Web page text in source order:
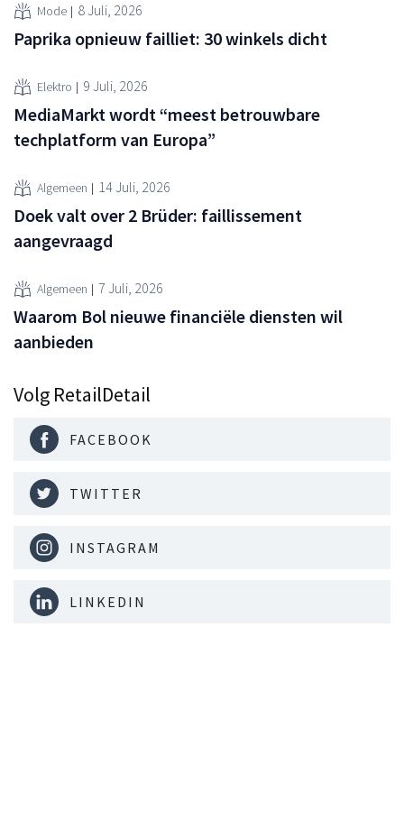
Mode 8 Juli, 2026
Paprika opnieuw failliet: 30 winkels dicht
Elektro 9 Juli, 2026
MediaMarkt wordt “meest betrouwbare
techplatform van Europa”
Algemeen 14 Juli, 2026
Doek valt over 2 Brüder: faillissement
aangevraagd
Algemeen 7 Juli, 2026
Waarom Bol nieuwe financiële diensten wil
aanbieden
Volg RetailDetail
FACEBOOK
TWITTER
INSTAGRAM
LINKEDIN